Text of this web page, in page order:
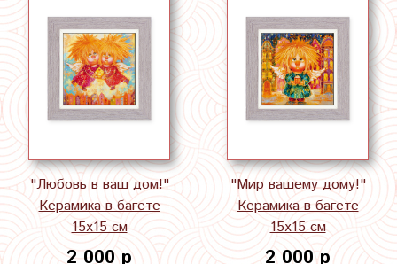
"Любовь в ваш дом!"
Керамика в багете
15х15 см
2 000 р
"Мир вашему дому!"
Керамика в багете
15х15 см
2 000 р